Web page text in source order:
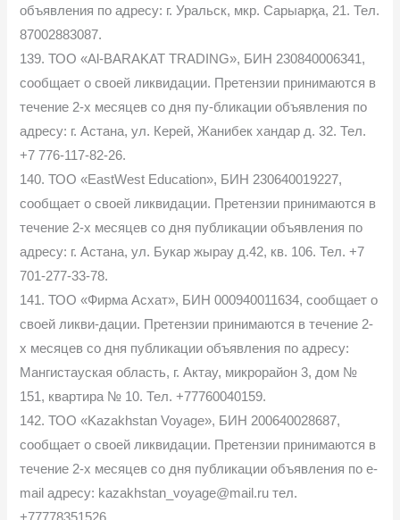
объявления по адресу: г. Уральск, мкр. Сарыарқа, 21. Тел.
87002883087.
139. ТОО «Al-BARAKAT TRADING», БИН 230840006341,
сообщает о своей ликвидации. Претензии принимаются в
течение 2-х месяцев со дня пу-бликации объявления по
адресу: г. Астана, ул. Керей, Жанибек хандар д. 32. Тел.
+7 776-117-82-26.
140. ТОО «EastWest Education», БИН 230640019227,
сообщает о своей ликвидации. Претензии принимаются в
течение 2-х месяцев со дня публикации объявления по
адресу: г. Астана, ул. Букар жырау д.42, кв. 106. Тел. +7
701-277-33-78.
141. ТОО «Фирма Асхат», БИН 000940011634, сообщает о
своей ликви-дации. Претензии принимаются в течение 2-
х месяцев со дня публикации объявления по адресу:
Мангистауская область, г. Актау, микрорайон 3, дом №
151, квартира № 10. Тел. +77760040159.
142. ТОО «Kazakhstan Voyage», БИН 200640028687,
сообщает о своей ликвидации. Претензии принимаются в
течение 2-х месяцев со дня публикации объявления по e-
mail адресу: kazakhstan_voyage@mail.ru тел.
+77778351526.